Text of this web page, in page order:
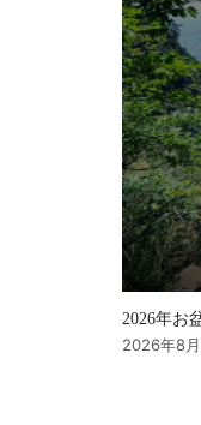
ン
2026年お
2026年8